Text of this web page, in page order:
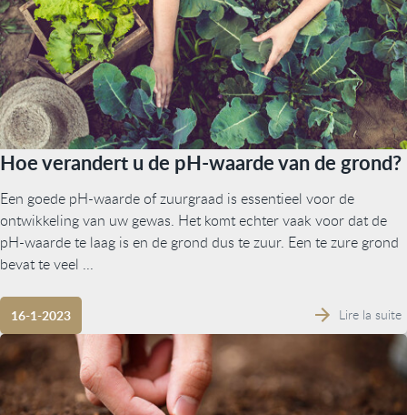
Hoe verandert u de pH-waarde van de grond?
Een goede pH-waarde of zuurgraad is essentieel voor de
ontwikkeling van uw gewas. Het komt echter vaak voor dat de
pH-waarde te laag is en de grond dus te zuur. Een te zure grond
bevat te veel ...
16-1-2023 Lire la suite